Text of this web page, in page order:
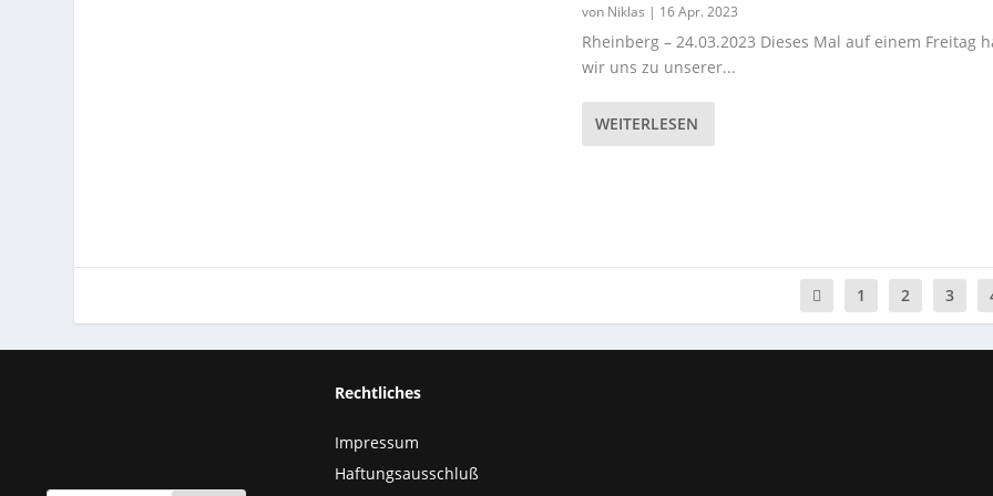
von Niklas | 16 Apr. 2023
Rheinberg – 24.03.2023 Dieses Mal auf einem Freitag
wir uns zu unserer...
WEITERLESEN
1 2 3
Rechtliches
Impressum
Haftungsausschluß